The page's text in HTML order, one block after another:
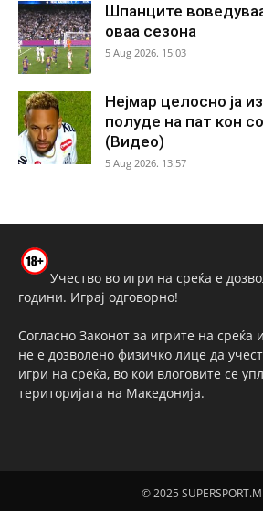
Шпанците
оваа сезона
5 Aug 2026. 15:03
Нејмар целосно ја
полуде на пат кон
(Видео)
5 Aug 2026. 13:57
Учество во игри на среќа е
години. Играј одговорно!
Согласно Законот за игрите на среќа
не е дозволено физичко лице да
игри на среќа, во кои влоговите се
територијата на Македонија.
© 2025